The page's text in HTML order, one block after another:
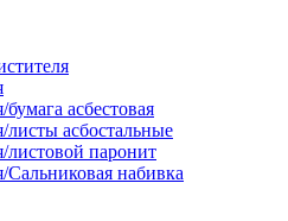
асбестовая
листы асбостальные
листовой паронит
Сальниковая набивка